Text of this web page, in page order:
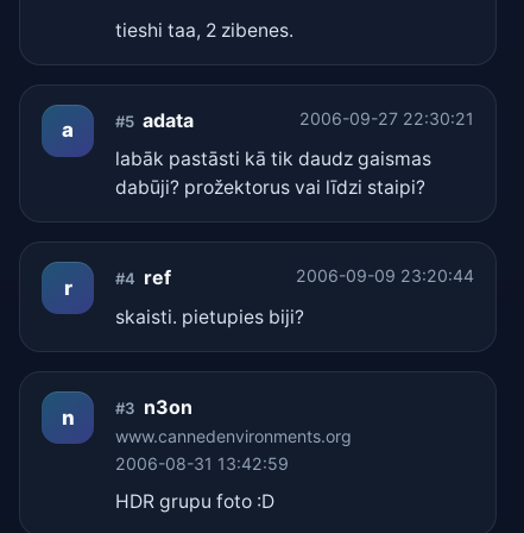
tieshi taa, 2 zibenes.
a #5 adata 2006-09-27 22:30:21
labāk pastāsti kā tik daudz gaismas
dabūji? prožektorus vai līdzi staipi?
r #4 ref 2006-09-09 23:20:44
skaisti. pietupies biji?
n #3 n3on
www.cannedenvironments.org
2006-08-31 13:42:59
HDR grupu foto :D